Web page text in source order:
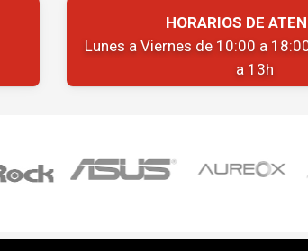
HORARIOS DE
Lunes a Viernes de 10:00 a
a 13h